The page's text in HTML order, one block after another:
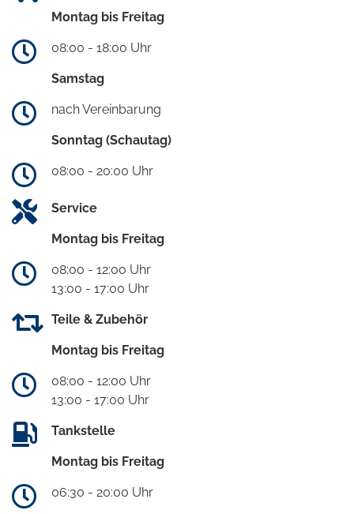
Montag bis Freitag
08:00 - 18:00 Uhr
Samstag
nach Vereinbarung
Sonntag (Schautag)
08:00 - 20:00 Uhr
Service
Montag bis Freitag
08:00 - 12:00 Uhr
13:00 - 17:00 Uhr
Teile & Zubehör
Montag bis Freitag
08:00 - 12:00 Uhr
13:00 - 17:00 Uhr
Tankstelle
Montag bis Freitag
06:30 - 20:00 Uhr